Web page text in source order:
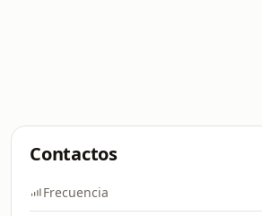
Contactos
Frecuencia